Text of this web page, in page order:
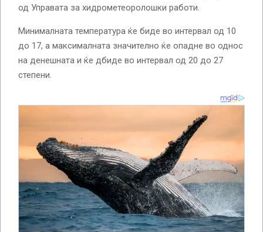
од Управата за хидрометеоролошки работи.
Минималната температура ќе биде во интервал од 10
до 17, а максималната значително ќе опадне во однос
на денешната и ќе дбиде во интервал од 20 до 27
степени.